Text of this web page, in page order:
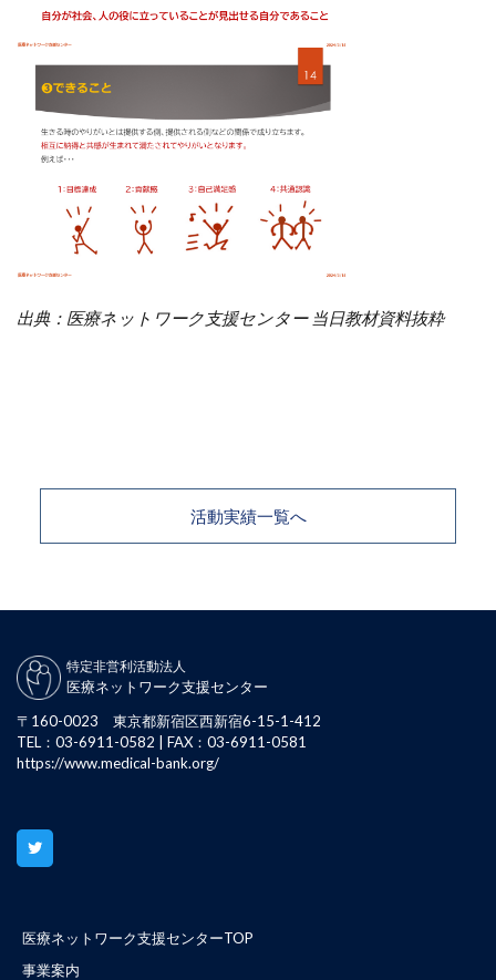
出典：医療ネットワーク支援センター 当日教材資料抜粋
活動実績一覧へ
特定非営利活動法人
医療ネットワーク支援センター
〒160-0023 東京都新宿区西新宿6-15-1-412
TEL：03-6911-0582 | FAX：03-6911-0581
https://www.medical-bank.org/
医療ネットワーク支援センターTOP
事業案内